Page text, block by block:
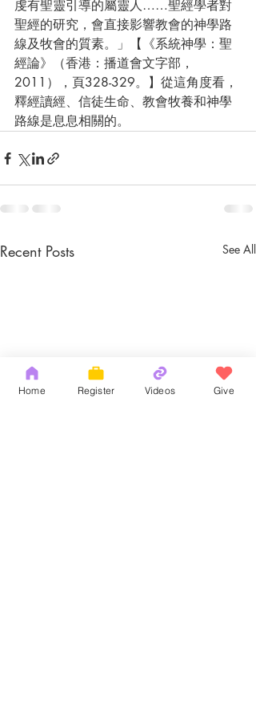
虔有聖靈引導的屬靈人……聖經學者對
聖經的研究，會直接影響教會的神學路
線及牧會的質素。」【《系統神學：聖
經論》（香港：播道會文字部，
2011），頁328-329。】從這角度看，
釋經讀經、信徒生命、教會牧養和神學
路線是息息相關的。
Recent Posts See All
Home Register Videos Give